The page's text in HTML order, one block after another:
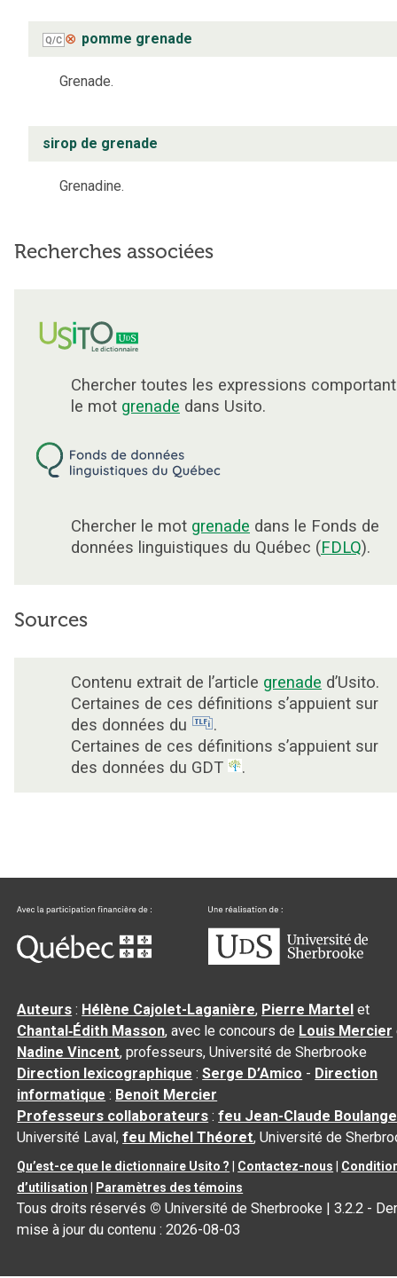
Q/C ⊗ pomme grenade
Grenade.
sirop de grenade
Grenadine.
Recherches associées
Chercher toutes les expressions comportant
le mot grenade dans Usito.
Chercher le mot grenade dans le Fonds de
données linguistiques du Québec (FDLQ).
Sources
Contenu extrait de l’article grenade d’Usito.
Certaines de ces définitions s’appuient sur
des données du
.
Certaines de ces définitions s’appuient sur
des données du GDT
.
Auteurs : Hélène Cajolet-Laganière, Pierre Martel et
Chantal‑Édith Masson, avec le concours de Louis Mercier
Nadine Vincent, professeurs, Université de Sherbrooke
Direction lexicographique :Serge D’Amico - Direction
informatique : Benoit Mercier
Professeurs collaborateurs :feu Jean-Claude
Université Laval,feu Michel Théoret, Université de
Qu’est-ce que le dictionnaire Usito ? Contactez-nous
d’utilisation
Paramètres des témoins
Tous droits réservés © Université de Sherbrooke |3.2.2 -
mise à jour du contenu :2026-08-03